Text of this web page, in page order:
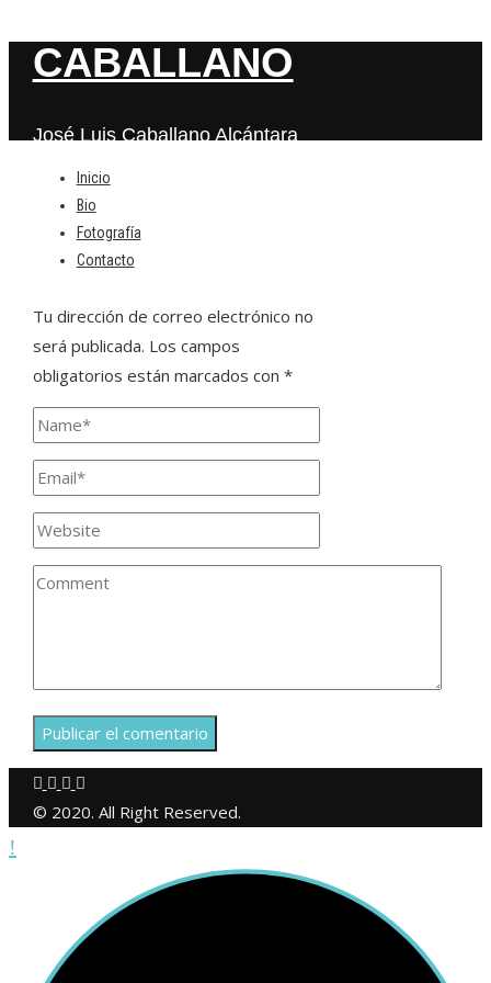
CABALLANO
José Luis Caballano Alcántara
Inicio
Bio
Fotografía
Contacto
Deja una respuesta
Tu dirección de correo electrónico no
será publicada. Los campos
obligatorios están marcados con *
© 2020. All Right Reserved.